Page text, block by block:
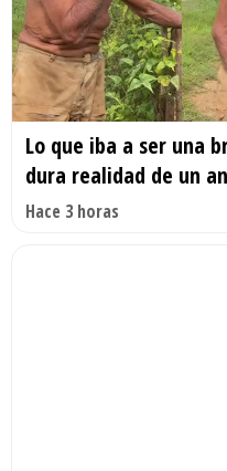
Lo que iba a ser una
dura realidad de un
Hace 3 horas